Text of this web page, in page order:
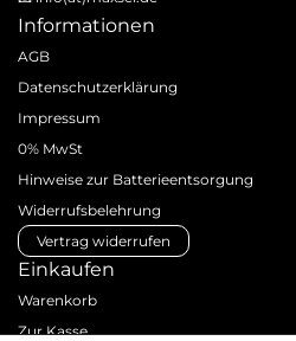
Informationen
AGB
Datenschutzerklärung
Impressum
0% MwSt
Hinweise zur Batterieentsorgung
Widerrufsbelehrung
Vertrag widerrufen
Einkaufen
Warenkorb
Zur Kasse